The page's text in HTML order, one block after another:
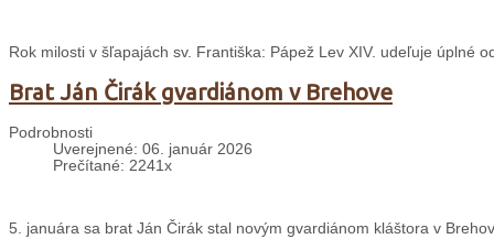
Rok milosti v šľapajách sv. Františka: Pápež Lev XIV. udeľuje úplné
Brat Ján Čirák gvardiánom v Brehove
Podrobnosti
Uverejnené: 06. január 2026
Prečítané: 2241x
5. januára sa brat Ján Čirák stal novým gvardiánom kláštora v